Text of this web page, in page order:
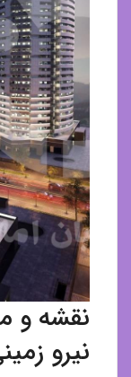
نقشه و
نیرو